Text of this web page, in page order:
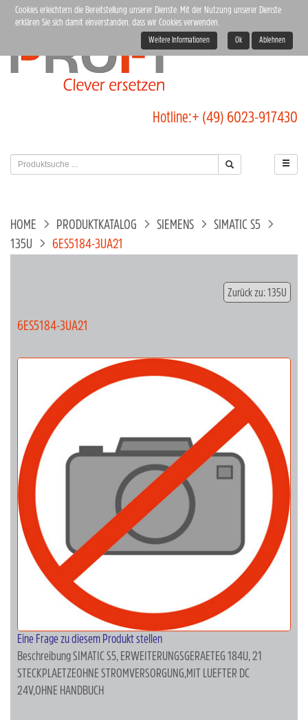
Hotline:+ (49) 6023-917430
HOME PRODUKTKATALOG SIEMENS
SIMATIC S5
135U
6ES5184-3UA21
Zurück zu: 135U
6ES5184-3UA21
Eine Frage zu diesem Produkt stellen
BeschreibungSIMATIC S5, ERWEITERUNGSGERAETEG 184U, 21
STECKPLAETZEOHNE STROMVERSORGUNG,MIT LUEFTER DC
24V,OHNE HANDBUCH
Cookies erleichtern die Bereitstellung unserer Dienste. Mit der Nutzung unserer Dienste
erklären Sie sich damit einverstanden, dass wir Cookies verwenden.
Weitere Informationen Ok Ablehnen